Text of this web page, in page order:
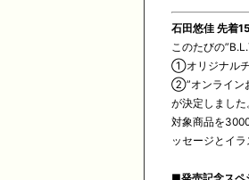
石田悠佳 先着
このたびの
①オリジナルチ
②”オンライン
が決定しました
対象商品を
ッセージとイ